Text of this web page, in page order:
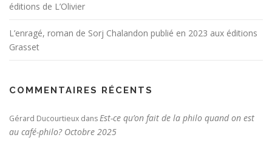
éditions de L’Olivier
L’enragé, roman de Sorj Chalandon publié en 2023 aux éditions
Grasset
COMMENTAIRES RÉCENTS
Gérard Ducourtieux dansEst-ce qu’on fait de la philo quand on est
au café-philo? Octobre 2025